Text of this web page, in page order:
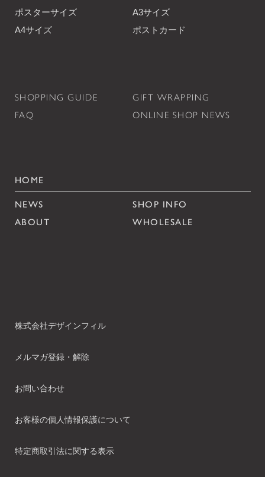
ポスターサイズ
A3サイズ
A4サイズ
ポストカード
SHOPPING GUIDE
GIFT WRAPPING
FAQ
ONLINE SHOP NEWS
HOME
NEWS
SHOP INFO
ABOUT
WHOLESALE
株式会社デザインフィル
メルマガ登録・解除
お問い合わせ
お客様の個人情報保護について
特定商取引法に関する表示